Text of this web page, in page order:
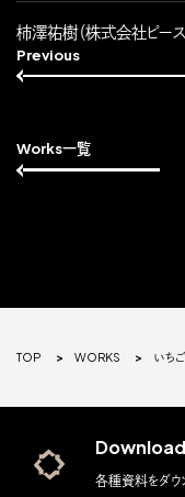
Previous
Works一覧
柿澤祐樹（株式会社ピース
TOP WORKS いち
Download
各種資料をダウ